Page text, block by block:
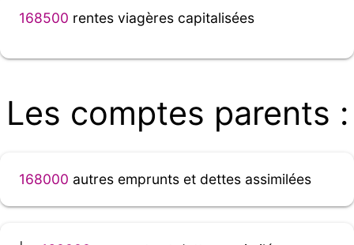
168500 rentes viagères capitalisées
Les comptes parents :
168000 autres emprunts et dettes assimilées